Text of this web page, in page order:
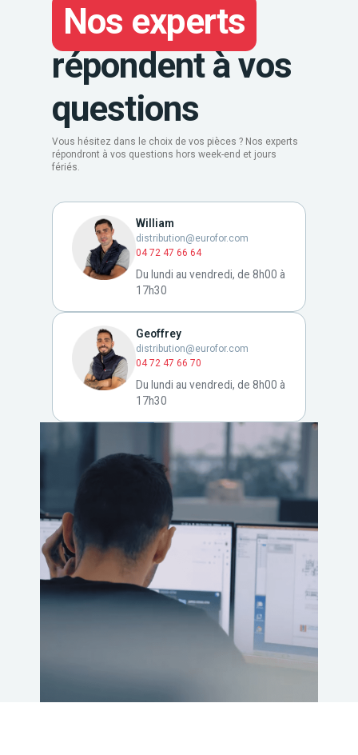
Nos experts
répondent à vos
questions
Vous hésitez dans le choix de vos pièces ? Nos experts
répondront à vos questions hors week-end et jours
fériés.
William
distribution@eurofor.com
04 72 47 66 64
Du lundi au vendredi, de 8h00 à
17h30
Geoffrey
distribution@eurofor.com
04 72 47 66 70
Du lundi au vendredi, de 8h00 à
17h30